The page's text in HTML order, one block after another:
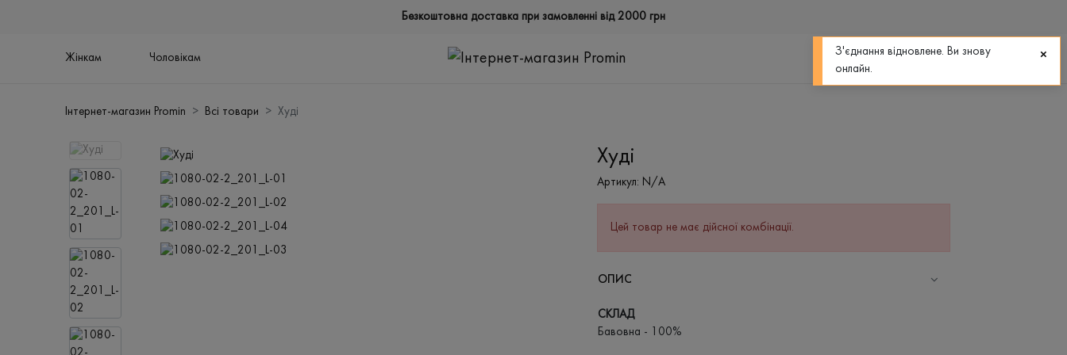
Безкоштовна доставка при замовленні від 2000 грн
Жінкам Чоловікам
0
Інтернет-магазин Promin Всі товари Худі
Худі
Артикул: N/A
Цей товар не має дійсної комбінації.
ОПИС
СКЛАД
Бавовна - 100%
З'єднання відновлене. Ви знову
онлайн.